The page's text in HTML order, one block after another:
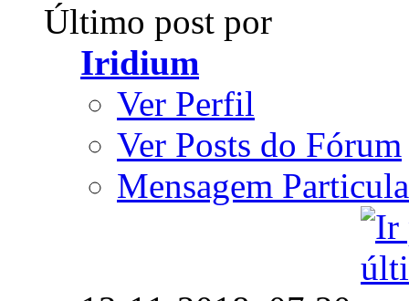
Último post por
Iridium
Ver Perfil
Ver Posts do Fórum
Mensagem